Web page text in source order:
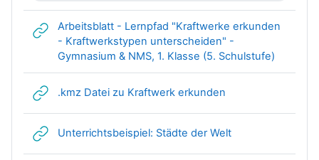
Arbeitsblatt - Lernpfad "Kraftwerke erkunden
- Kraftwerkstypen unterscheiden" -
Gymnasium & NMS, 1. Klasse (5. Schulstufe)
.kmz Datei zu Kraftwerk erkunden
Unterrichtsbeispiel: Städte der WeltLink/URL